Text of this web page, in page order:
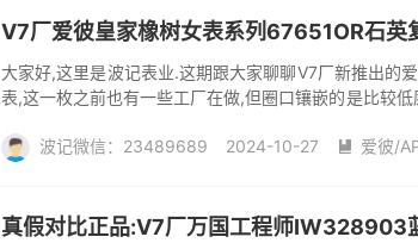
V7厂爱彼皇家橡树女表系列67651OR石英
大家好,这里是波记表业.这期跟大家聊聊V7厂新推出的
表,这一枚之前也有一些工厂在做,但圈口镶嵌的是比较低
波记微信：23489689
2024-10-27  爱彼/
真假对比正品:V7厂万国工程师IW328903